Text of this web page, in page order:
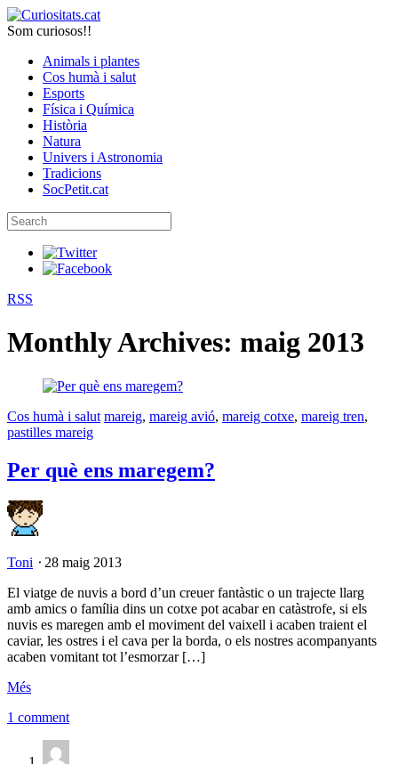
Som curiosos!!
Animals i plantes
Cos humà i salut
Esports
Física i Química
Història
Natura
Univers i Astronomia
Tradicions
SocPetit.cat
RSS
Monthly Archives: maig 2013
Cos humà i salut mareig, mareig avió, mareig cotxe, mareig tren,
pastilles mareig
Per què ens maregem?
Toni ⋅ 28 maig 2013
El viatge de nuvis a bord d’un creuer fantàstic o un trajecte llarg
amb amics o família dins un cotxe pot acabar en catàstrofe, si els
nuvis es maregen amb el moviment del vaixell i acaben traient el
caviar, les ostres i el cava per la borda, o els nostres acompanyants
acaben vomitant tot l’esmorzar […]
Més
1 comment